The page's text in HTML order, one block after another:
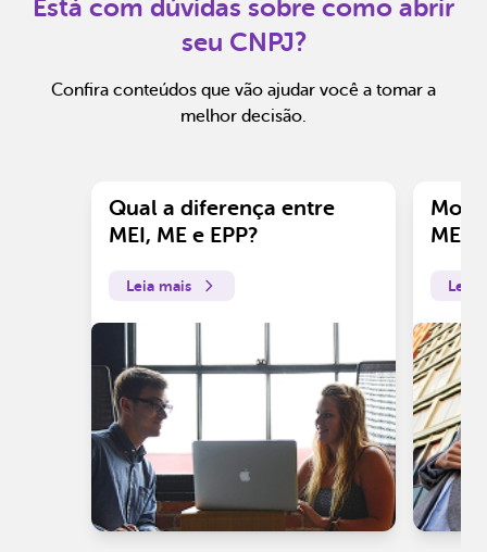
Está com dúvidas sobre como abrir
seu CNPJ?
Confira conteúdos que vão ajudar você a tomar a
melhor decisão.
Qual a diferença entre
MEI, ME e EPP?
Leia mais
ME?
Leia